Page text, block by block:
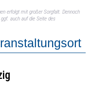
erfolgt mit großer Sorgfalt. Dennoch
auch auf die Seite des